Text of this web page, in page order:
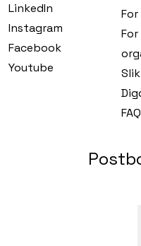
LinkedIn
Instagram
Facebook
Youtube
For
FAQ